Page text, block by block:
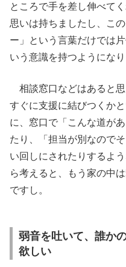
ところで手を差し伸べて
思いは持ちましたし、こ
ー」という言葉だけでは
いう意識を持つようになり
相談窓口などはあると
すぐに支援に結びつくか
に、窓口で「こんな道が
たり、「担当が別なので
い回しにされたりするよ
ら考えると、もう家の中
ですし。
弱音を吐いて、誰か
欲しい